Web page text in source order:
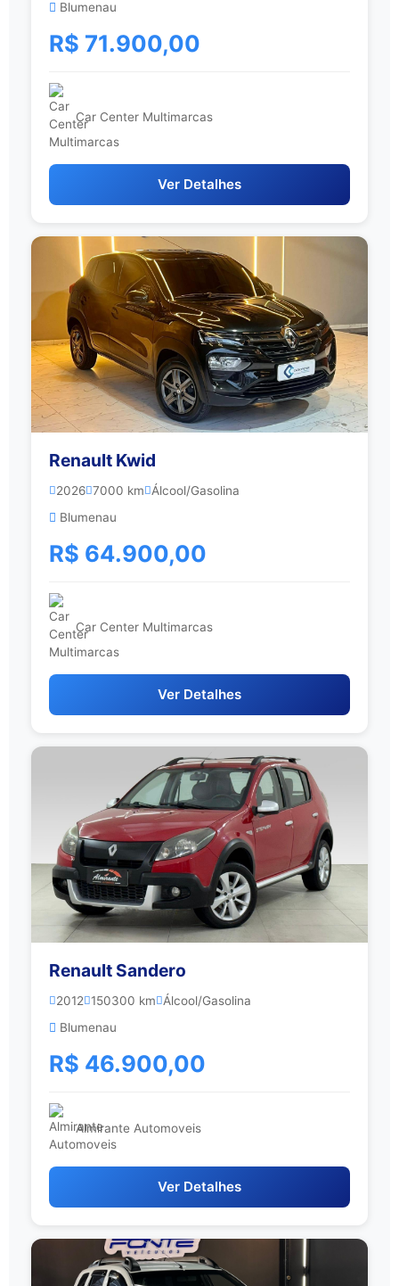
Blumenau
R$ 71.900,00
Car Center Multimarcas
Ver Detalhes
Renault Kwid
2026 7000 km
Álcool/Gasolina
Blumenau
R$ 64.900,00
Car Center Multimarcas
Ver Detalhes
Renault Sandero
2012 150300 km
Álcool/Gasolina
Blumenau
R$ 46.900,00
Almirante Automoveis
Ver Detalhes